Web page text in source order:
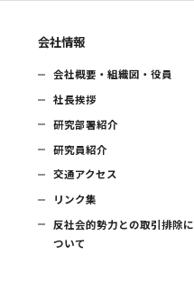
会社情報
会社概要・組織図・役員
社長挨拶
研究部署紹介
研究員紹介
交通アクセス
リンク集
反社会的勢力との取引排除に
ついて